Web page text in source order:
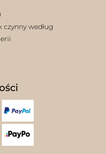
według